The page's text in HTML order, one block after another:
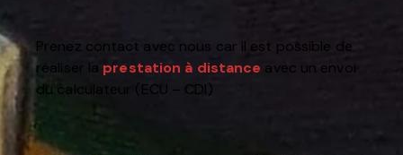
Prenez contact avec nous car il est possible de
réaliser la prestation à distance avec un envoi
du calculateur (ECU – CDI)